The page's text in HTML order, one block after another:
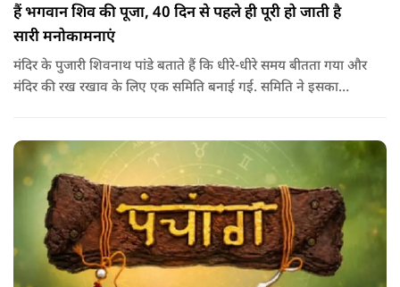
हैं भगवान शिव की पूजा, 40 दिन से पहले ही पूरी हो जाती है
सारी मनोकामनाएं
मंदिर के पुजारी शिवनाथ पांडे बताते हैं कि धीरे-धीरे समय बीतता गया और
मंदिर की रख रखाव के लिए एक समिति बनाई गई. समिति ने इसका
कि यहां हर रोज नए चमत्‍कार समाने आते है.